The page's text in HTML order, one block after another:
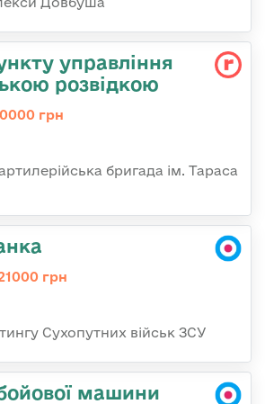
управління
розвідкою
грн
бригада ім. Тараса
грн
Сухопутних військ ЗСУ
машини